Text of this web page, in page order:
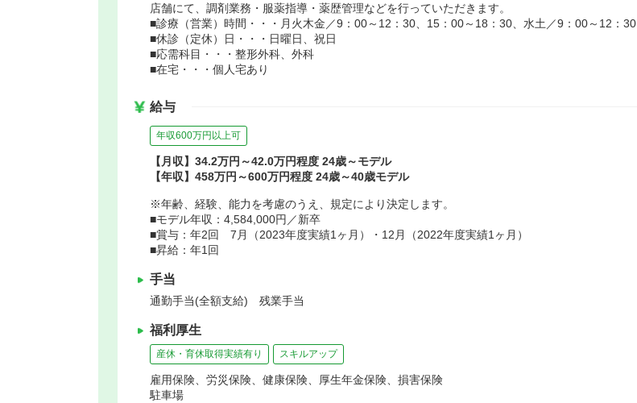
店舗にて、調剤業務・服薬指導・薬歴管理などを行っていただきます。
■診療（営業）時間・・・月火木金／9：00～12：30、15：00～18：30、水土／9：00～12：30
■休診（定休）日・・・日曜日、祝日
■応需科目・・・整形外科、外科
■在宅・・・個人宅あり
給与
年収600万円以上可
【月収】34.2万円～42.0万円程度 24歳～モデル
【年収】458万円～600万円程度 24歳～40歳モデル
※年齢、経験、能力を考慮のうえ、規定により決定します。
■モデル年収：4,584,000円／新卒
■賞与：年2回 7月（2023年度実績1ヶ月）・12月（2022年度実績1ヶ月）
■昇給：年1回
手当
通勤手当(全額支給) 残業手当
福利厚生
産休・育休取得実績有り スキルアップ
雇用保険、労災保険、健康保険、厚生年金保険、損害保険
駐車場